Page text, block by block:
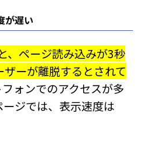
が遅い
、ページ読み込みが3秒
ーが離脱するとされて
ォンでのアクセスが多
ジでは、表示速度は